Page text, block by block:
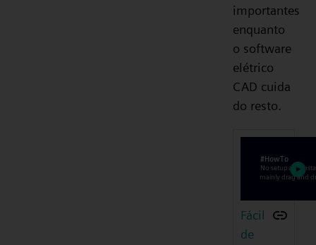
importantes
enquanto
o software
elétrico
CAD cuida
do resto.
Fácil
de